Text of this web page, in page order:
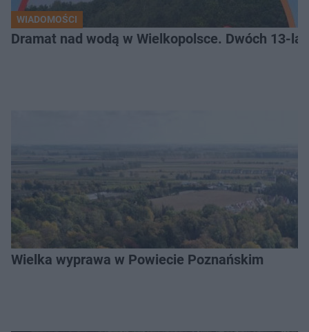
WIADOMOŚCI
Dramat nad wodą w Wielkopolsce. Dwóch 13-
Wielka wyprawa w Powiecie Poznańskim